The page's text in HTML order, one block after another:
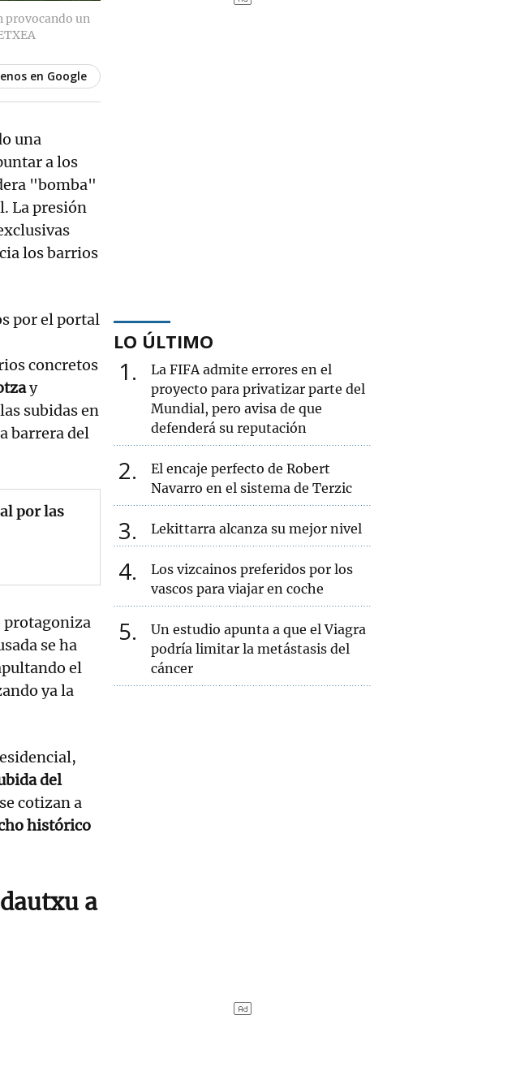
provocando un
en Google
una
a los
"bomba"
La presión
los barrios
por el portal
concretos
y
subidas en
barrera del
por las
protagoniza
se ha
el
ya la
del
cotizan a
histórico
a
LO ÚLTIMO
1
La FIFA admite errores en el
proyecto para privatizar parte del
Mundial, pero avisa de que
defenderá su reputación
2
El encaje perfecto de Robert
Navarro en el sistema de Terzic
3 Lekittarra alcanza su mejor nivel
4
Los vizcainos preferidos por los
vascos para viajar en coche
5
Un estudio apunta a que el Viagra
podría limitar la metástasis del
cáncer